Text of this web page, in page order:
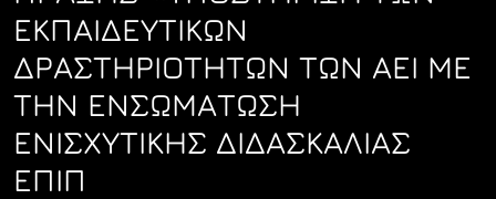
ΕΚΠΑΙΔΕΥΤΙΚΩΝ
ΔΡΑΣΤΗΡΙΟΤΗΤΩΝ ΤΩΝ ΑΕΙ ΜΕ
ΤΗΝ ΕΝΣΩΜΑΤΩΣΗ
ΕΝΙΣΧΥΤΙΚΗΣ ΔΙΔΑΣΚΑΛΙΑΣ
ΕΠΙΠ